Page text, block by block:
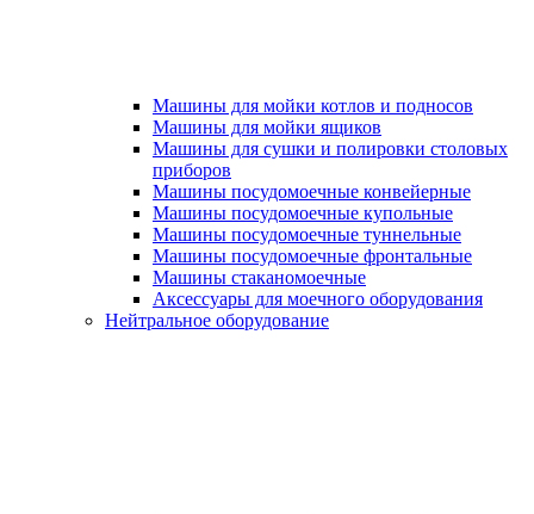
Машины для мойки котлов и подносов
Машины для мойки ящиков
Машины для сушки и полировки столовых
приборов
Машины посудомоечные конвейерные
Машины посудомоечные купольные
Машины посудомоечные туннельные
Машины посудомоечные фронтальные
Машины стаканомоечные
Аксессуары для моечного оборудования
Нейтральное оборудование